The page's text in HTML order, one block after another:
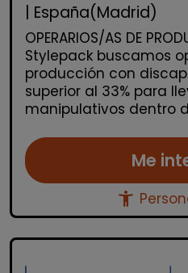
| España(Madrid)
OPERARIOS/AS DE
Stylepack buscamos
producción con
superior al 33% para
manipulativos dentro
Me
accessibility_new